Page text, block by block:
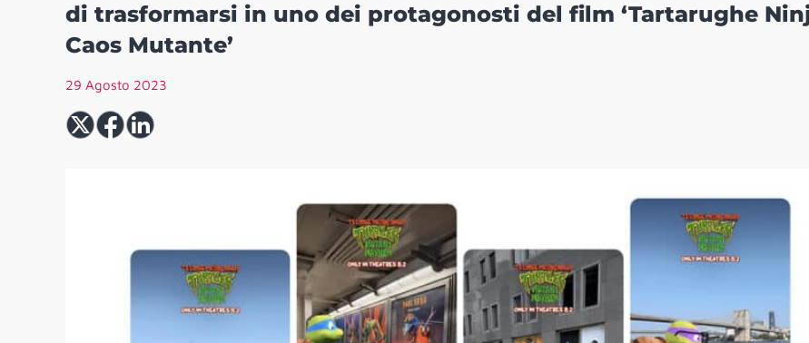
di trasformarsi in uno dei protagonosti del film ‘Tartarughe
Caos Mutante’
29 Agosto 2023